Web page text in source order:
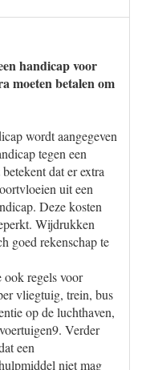
handicap voor
moeten betalen om
wordt aangegeven
tegen een
dat er extra
uit een
Deze kosten
Wijdrukken
goed rekenschap te
ook regels voor
vliegtuig, trein, bus
op de luchthaven,
Verder
een
niet mag